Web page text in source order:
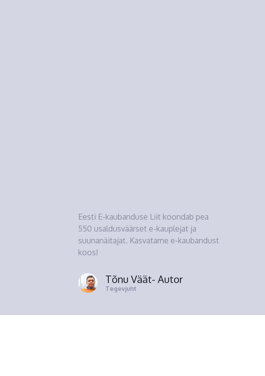
Eesti E-kaubanduse Liit koondab pea
550 usaldusväärset e-kauplejat ja
suunanäitajat. Kasvatame e-kaubandust
koos!
Tõnu Väät- Autor
Tegevjuht